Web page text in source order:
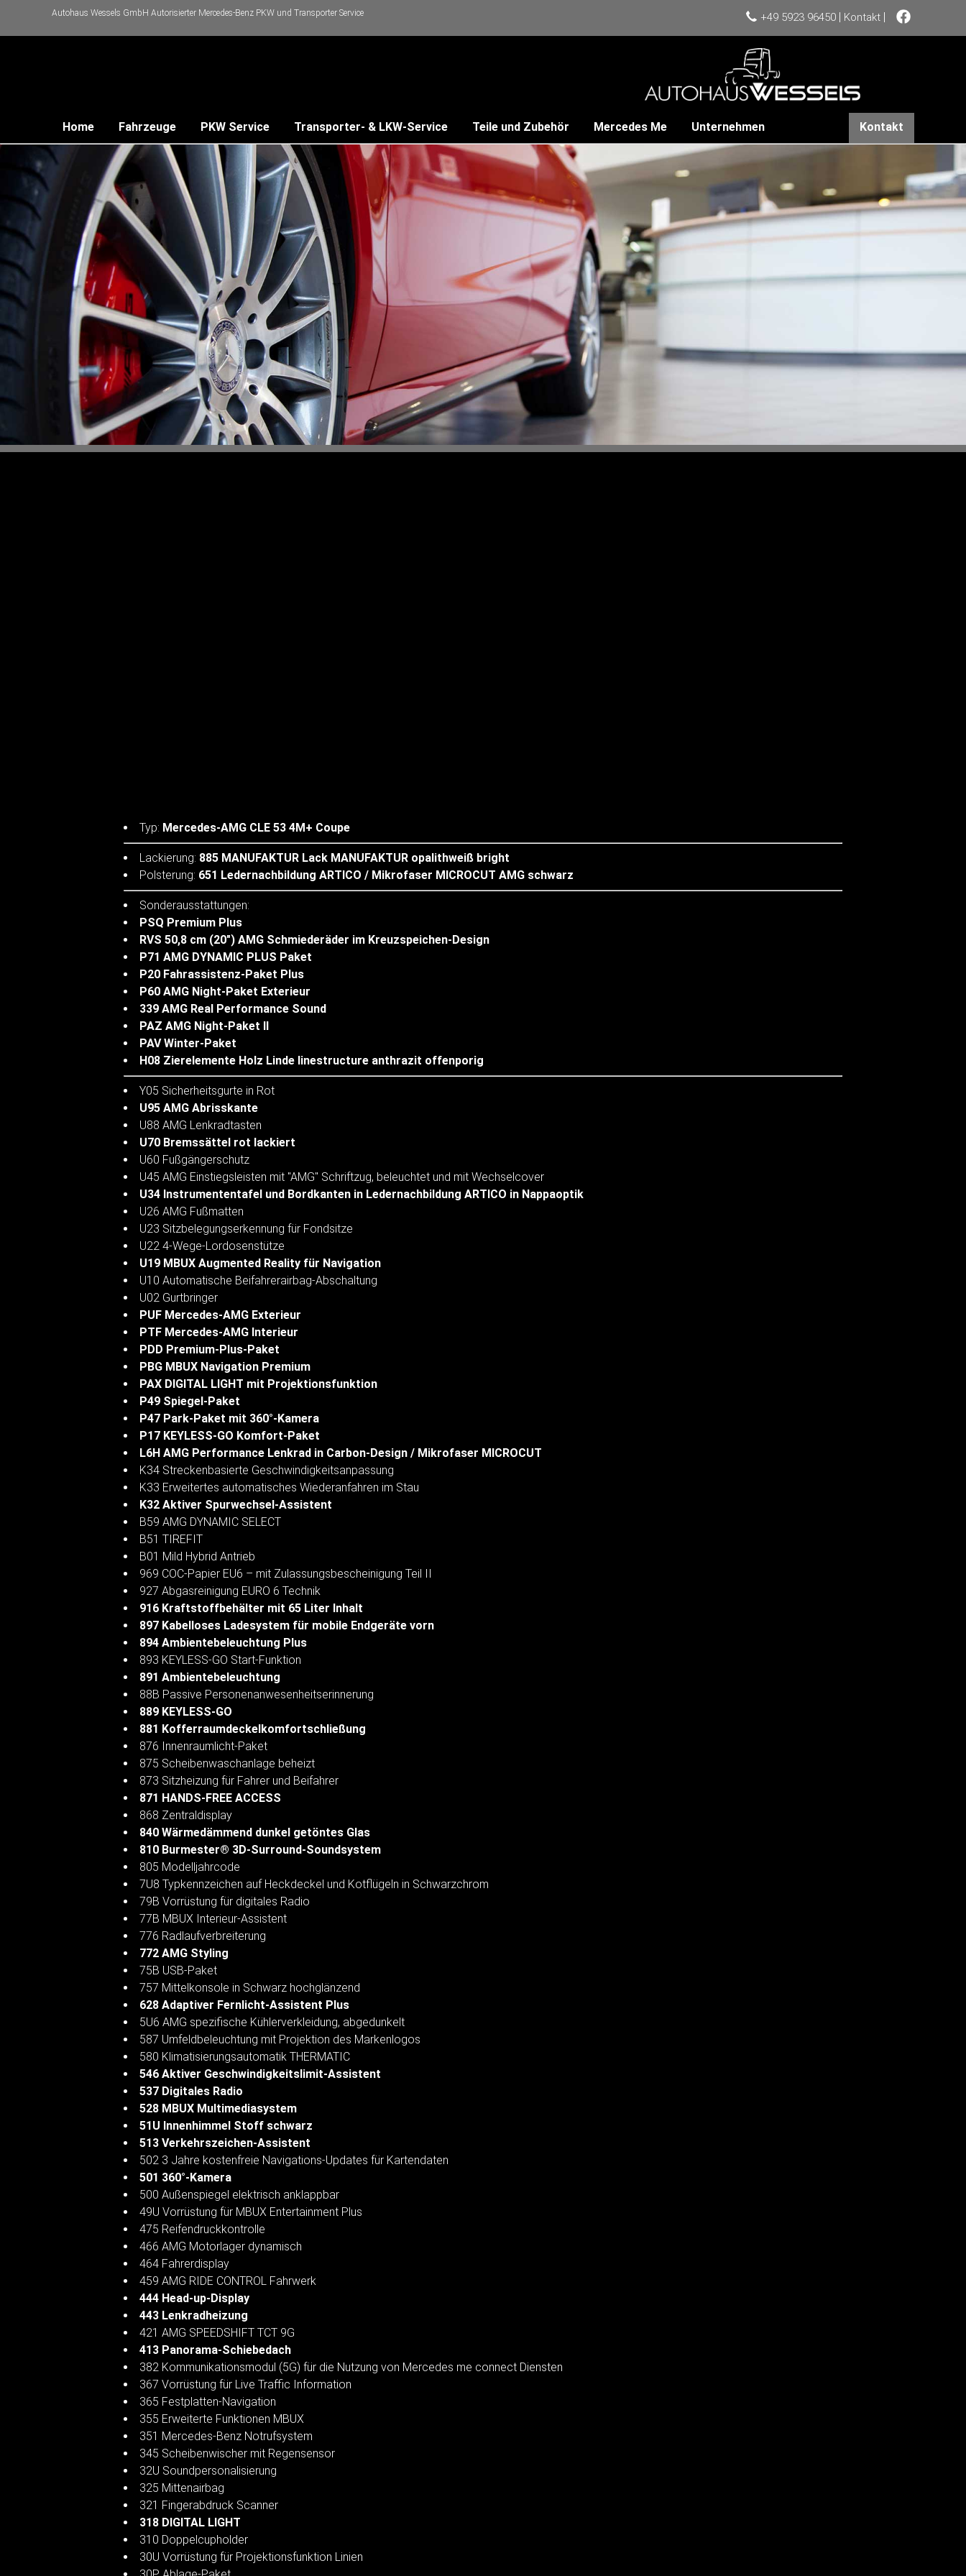
Autohaus Wessels GmbH Autorisierter Mercedes-Benz PKW und Transporter Service +49 5923 96450 | Kontakt |
Home Fahrzeuge PKW Service Transporter- & LKW-Service Teile und Zubehör Mercedes Me Unternehmen Kontakt
Content Slider
Typ: Mercedes-AMG CLE 53 4M+ Coupe
Lackierung: 885 MANUFAKTUR Lack MANUFAKTUR opalithweiß bright
Polsterung: 651 Ledernachbildung ARTICO / Mikrofaser MICROCUT AMG schwarz
Sonderausstattungen:
PSQ Premium Plus
RVS 50,8 cm (20") AMG Schmiederäder im Kreuzspeichen-Design
P71 AMG DYNAMIC PLUS Paket
P20 Fahrassistenz-Paket Plus
P60 AMG Night-Paket Exterieur
339 AMG Real Performance Sound
PAZ AMG Night-Paket II
PAV Winter-Paket
H08 Zierelemente Holz Linde linestructure anthrazit offenporig
Y05 Sicherheitsgurte in Rot
U95 AMG Abrisskante
U88 AMG Lenkradtasten
U70 Bremssättel rot lackiert
U60 Fußgängerschutz
U45 AMG Einstiegsleisten mit "AMG" Schriftzug, beleuchtet und mit Wechselcover
U34 Instrumententafel und Bordkanten in Ledernachbildung ARTICO in Nappaoptik
U26 AMG Fußmatten
U23 Sitzbelegungserkennung für Fondsitze
U22 4-Wege-Lordosenstütze
U19 MBUX Augmented Reality für Navigation
U10 Automatische Beifahrerairbag-Abschaltung
U02 Gurtbringer
PUF Mercedes-AMG Exterieur
PTF Mercedes-AMG Interieur
PDD Premium-Plus-Paket
PBG MBUX Navigation Premium
PAX DIGITAL LIGHT mit Projektionsfunktion
P49 Spiegel-Paket
P47 Park-Paket mit 360°-Kamera
P17 KEYLESS-GO Komfort-Paket
L6H AMG Performance Lenkrad in Carbon-Design / Mikrofaser MICROCUT
K34 Streckenbasierte Geschwindigkeitsanpassung
K33 Erweitertes automatisches Wiederanfahren im Stau
K32 Aktiver Spurwechsel-Assistent
B59 AMG DYNAMIC SELECT
B51 TIREFIT
B01 Mild Hybrid Antrieb
969 COC-Papier EU6 – mit Zulassungsbescheinigung Teil II
927 Abgasreinigung EURO 6 Technik
916 Kraftstoffbehälter mit 65 Liter Inhalt
897 Kabelloses Ladesystem für mobile Endgeräte vorn
894 Ambientebeleuchtung Plus
893 KEYLESS-GO Start-Funktion
891 Ambientebeleuchtung
88B Passive Personenanwesenheitserinnerung
889 KEYLESS-GO
881 Kofferraumdeckelkomfortschließung
876 Innenraumlicht-Paket
875 Scheibenwaschanlage beheizt
873 Sitzheizung für Fahrer und Beifahrer
871 HANDS-FREE ACCESS
868 Zentraldisplay
840 Wärmedämmend dunkel getöntes Glas
810 Burmester® 3D-Surround-Soundsystem
805 Modelljahrcode
7U8 Typkennzeichen auf Heckdeckel und Kotflügeln in Schwarzchrom
79B Vorrüstung für digitales Radio
77B MBUX Interieur-Assistent
776 Radlaufverbreiterung
772 AMG Styling
75B USB-Paket
757 Mittelkonsole in Schwarz hochglänzend
628 Adaptiver Fernlicht-Assistent Plus
5U6 AMG spezifische Kühlerverkleidung, abgedunkelt
587 Umfeldbeleuchtung mit Projektion des Markenlogos
580 Klimatisierungsautomatik THERMATIC
546 Aktiver Geschwindigkeitslimit-Assistent
537 Digitales Radio
528 MBUX Multimediasystem
51U Innenhimmel Stoff schwarz
513 Verkehrszeichen-Assistent
502 3 Jahre kostenfreie Navigations-Updates für Kartendaten
501 360°-Kamera
500 Außenspiegel elektrisch anklappbar
49U Vorrüstung für MBUX Entertainment Plus
475 Reifendruckkontrolle
466 AMG Motorlager dynamisch
464 Fahrerdisplay
459 AMG RIDE CONTROL Fahrwerk
444 Head-up-Display
443 Lenkradheizung
421 AMG SPEEDSHIFT TCT 9G
413 Panorama-Schiebedach
382 Kommunikationsmodul (5G) für die Nutzung von Mercedes me connect Diensten
367 Vorrüstung für Live Traffic Information
365 Festplatten-Navigation
355 Erweiterte Funktionen MBUX
351 Mercedes-Benz Notrufsystem
345 Scheibenwischer mit Regensensor
32U Soundpersonalisierung
325 Mittenairbag
321 Fingerabdruck Scanner
318 DIGITAL LIGHT
310 Doppelcupholder
30U Vorrüstung für Projektionsfunktion Linien